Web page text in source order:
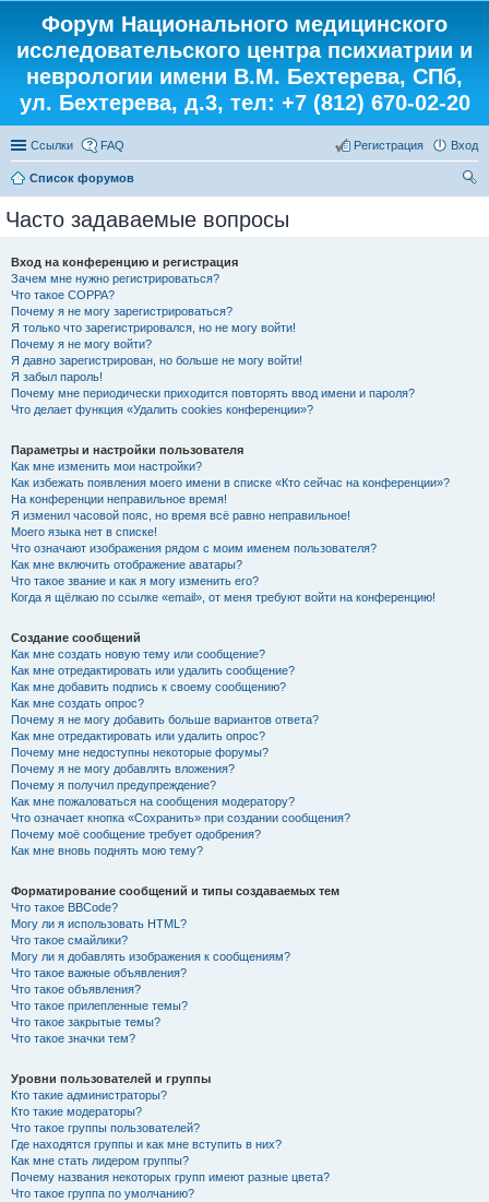
Форум Национального медицинского
исследовательского центра психиатрии и
неврологии имени В.М. Бехтерева, СПб,
ул. Бехтерева, д.3, тел: +7 (812) 670-02-20
Ссылки FAQ Вход
Регистрация
Список форумов
Часто задаваемые вопросы
Вход на конференцию и регистрация
Зачем мне нужно регистрироваться?
Что такое COPPA?
Почему я не могу зарегистрироваться?
Я только что зарегистрировался, но не могу войти!
Почему я не могу войти?
Я давно зарегистрирован, но больше не могу войти!
Я забыл пароль!
Почему мне периодически приходится повторять ввод имени и пароля?
Что делает функция «Удалить cookies конференции»?
Параметры и настройки пользователя
Как мне изменить мои настройки?
Как избежать появления моего имени в списке «Кто сейчас на конференции»?
На конференции неправильное время!
Я изменил часовой пояс, но время всё равно неправильное!
Моего языка нет в списке!
Что означают изображения рядом с моим именем пользователя?
Как мне включить отображение аватары?
Что такое звание и как я могу изменить его?
Когда я щёлкаю по ссылке «email», от меня требуют войти на конференцию!
Создание сообщений
Как мне создать новую тему или сообщение?
Как мне отредактировать или удалить сообщение?
Как мне добавить подпись к своему сообщению?
Как мне создать опрос?
Почему я не могу добавить больше вариантов ответа?
Как мне отредактировать или удалить опрос?
Почему мне недоступны некоторые форумы?
Почему я не могу добавлять вложения?
Почему я получил предупреждение?
Как мне пожаловаться на сообщения модератору?
Что означает кнопка «Сохранить» при создании сообщения?
Почему моё сообщение требует одобрения?
Как мне вновь поднять мою тему?
Форматирование сообщений и типы создаваемых тем
Что такое BBCode?
Могу ли я использовать HTML?
Что такое смайлики?
Могу ли я добавлять изображения к сообщениям?
Что такое важные объявления?
Что такое объявления?
Что такое прилепленные темы?
Что такое закрытые темы?
Что такое значки тем?
Уровни пользователей и группы
Кто такие администраторы?
Кто такие модераторы?
Что такое группы пользователей?
Где находятся группы и как мне вступить в них?
Как мне стать лидером группы?
Почему названия некоторых групп имеют разные цвета?
Что такое группа по умолчанию?